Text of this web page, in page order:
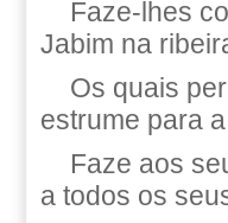
Faze-lhes
Jabim na
Os quais
estrume para
Faze aos
a todos os